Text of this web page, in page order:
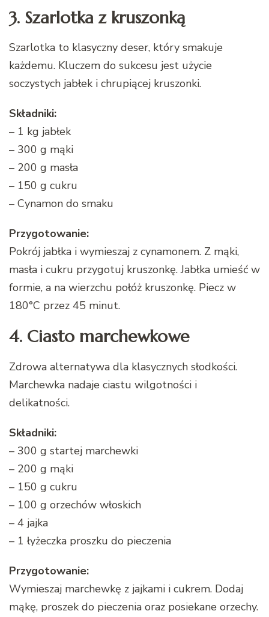
3. Szarlotka z kruszonką
Szarlotka to klasyczny deser, który smakuje
każdemu. Kluczem do sukcesu jest użycie
soczystych jabłek i chrupiącej kruszonki.
Składniki:
– 1 kg jabłek
– 300 g mąki
– 200 g masła
– 150 g cukru
– Cynamon do smaku
Przygotowanie:
Pokrój jabłka i wymieszaj z cynamonem. Z mąki,
masła i cukru przygotuj kruszonkę. Jabłka umieść w
formie, a na wierzchu połóż kruszonkę. Piecz w
180°C przez 45 minut.
4. Ciasto marchewkowe
Zdrowa alternatywa dla klasycznych słodkości.
Marchewka nadaje ciastu wilgotności i
delikatności.
Składniki:
– 300 g startej marchewki
– 200 g mąki
– 150 g cukru
– 100 g orzechów włoskich
– 4 jajka
– 1 łyżeczka proszku do pieczenia
Przygotowanie:
Wymieszaj marchewkę z jajkami i cukrem. Dodaj
mąkę, proszek do pieczenia oraz posiekane orzechy.